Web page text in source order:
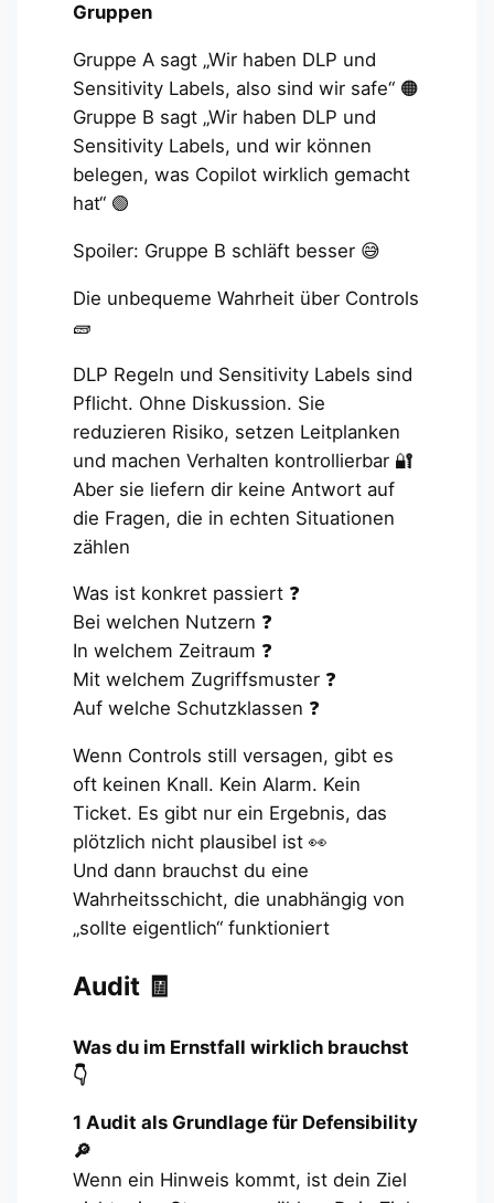
Gruppen
Gruppe A sagt „Wir haben DLP und
Sensitivity Labels, also sind wir safe“ 🟠
Gruppe B sagt „Wir haben DLP und
Sensitivity Labels, und wir können
belegen, was Copilot wirklich gemacht
hat“ 🟢
Spoiler: Gruppe B schläft besser 😅
Die unbequeme Wahrheit über Controls
🧱
DLP Regeln und Sensitivity Labels sind
Pflicht. Ohne Diskussion. Sie
reduzieren Risiko, setzen Leitplanken
und machen Verhalten kontrollierbar 🔐
Aber sie liefern dir keine Antwort auf
die Fragen, die in echten Situationen
zählen
Was ist konkret passiert ❓
Bei welchen Nutzern ❓
In welchem Zeitraum ❓
Mit welchem Zugriffsmuster ❓
Auf welche Schutzklassen ❓
Wenn Controls still versagen, gibt es
oft keinen Knall. Kein Alarm. Kein
Ticket. Es gibt nur ein Ergebnis, das
plötzlich nicht plausibel ist 👀
Und dann brauchst du eine
Wahrheitsschicht, die unabhängig von
„sollte eigentlich“ funktioniert
Audit 🧾
Was du im Ernstfall wirklich brauchst
👇
1 Audit als Grundlage für Defensibility
🔎
Wenn ein Hinweis kommt, ist dein Ziel